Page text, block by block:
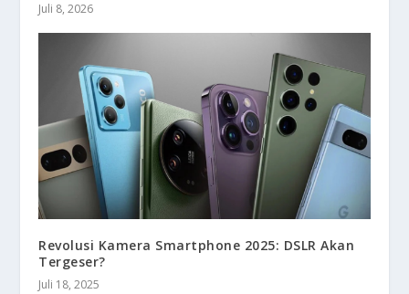
Juli 8, 2026
Revolusi Kamera Smartphone 2025: DSLR Akan
Tergeser?
Juli 18, 2025